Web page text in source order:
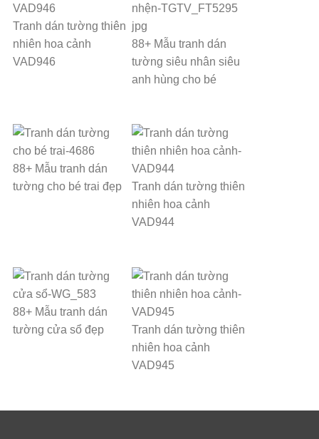
Tranh dán tường thiên
nhiên hoa cảnh
VAD946
88+ Mẫu tranh dán
tường siêu nhân siêu
anh hùng cho bé
88+ Mẫu tranh dán
tường cho bé trai đẹp
Tranh dán tường thiên
nhiên hoa cảnh
VAD944
88+ Mẫu tranh dán
tường cửa sổ đẹp
Tranh dán tường thiên
nhiên hoa cảnh
VAD945